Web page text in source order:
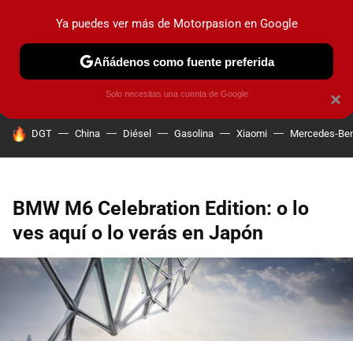
PRUEBAS COCHES ELÉCTRICOS OBSERVATORIO
HOY SE HABLA DE
DGT China Diésel Gasolina Xiaomi Mercedes-
BMW M6 Celebration Edition: o lo
ves aquí o lo verás en Japón
×
Ya puedes ver más de Motorpasion en Google
Añádenos como fuente preferida
Solo necesitas una cuenta de Google